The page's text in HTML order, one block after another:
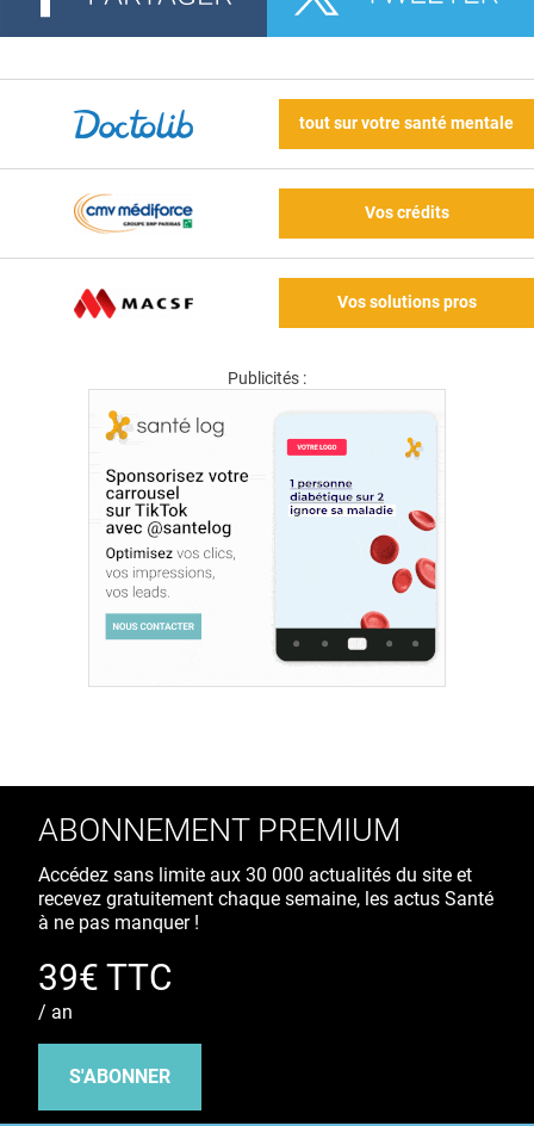
tout sur votre santé mentale
Vos crédits
Vos solutions pros
Publicités :
ABONNEMENT PREMIUM
Accédez sans limite aux 30 000 actualités du site et
recevez gratuitement chaque semaine, les actus Santé
à ne pas manquer !
39€ TTC
/ an
S'ABONNER